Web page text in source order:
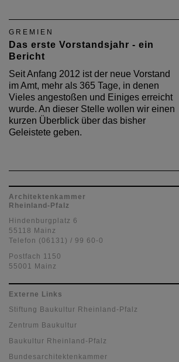
GREMIEN
Das erste Vorstandsjahr - ein
Bericht
Seit Anfang 2012 ist der neue Vorstand
im Amt, mehr als 365 Tage, in denen
Vieles angestoßen und Einiges erreicht
wurde. An dieser Stelle wollen wir einen
kurzen Überblick über das bisher
Geleistete geben.
Architektenkammer
Rheinland-Pfalz
Hindenburgplatz 6
55118 Mainz
Telefon (06131) / 99 60-0
Postfach 1150
55001 Mainz
Externe Links
Stiftung Baukultur Rheinland-Pfalz
Zentrum Baukultur
Baukultur Rheinland-Pfalz
Bundesarchitektenkammer